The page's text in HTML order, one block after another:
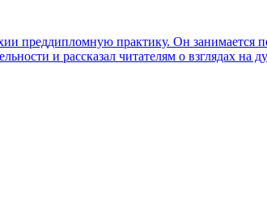
преддипломную практику. Он занимается
и рассказал читателям о взглядах на